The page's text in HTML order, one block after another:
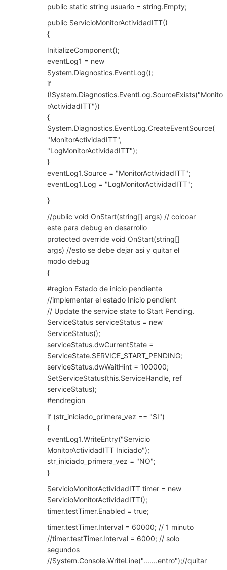
public static string usuario = string.Empty;
public ServicioMonitorActividadITT()
{
InitializeComponent();
eventLog1 = new
System.Diagnostics.EventLog();
if
(!System.Diagnostics.EventLog.SourceExists("Monito
rActividadITT"))
{
System.Diagnostics.EventLog.CreateEventSource(
"MonitorActividadITT",
"LogMonitorActividadITT");
}
eventLog1.Source = "MonitorActividadITT";
eventLog1.Log = "LogMonitorActividadITT";
}
//public void OnStart(string[] args) // colcoar
este para debug en desarrollo
protected override void OnStart(string[]
args) //esto se debe dejar asi y quitar el
modo debug
{
#region Estado de inicio pendiente
//implementar el estado Inicio pendient
// Update the service state to Start Pending.
ServiceStatus serviceStatus = new
ServiceStatus();
serviceStatus.dwCurrentState =
ServiceState.SERVICE_START_PENDING;
serviceStatus.dwWaitHint = 100000;
SetServiceStatus(this.ServiceHandle, ref
serviceStatus);
#endregion
if (str_iniciado_primera_vez == "SI")
{
eventLog1.WriteEntry("Servicio
MonitorActividadITT Iniciado");
str_iniciado_primera_vez = "NO";
}
ServicioMonitorActividadITT timer = new
ServicioMonitorActividadITT();
timer.testTimer.Enabled = true;
timer.testTimer.Interval = 60000; // 1 minuto
//timer.testTimer.Interval = 6000; // solo
segundos
//System.Console.WriteLine(".......entro");//quitar